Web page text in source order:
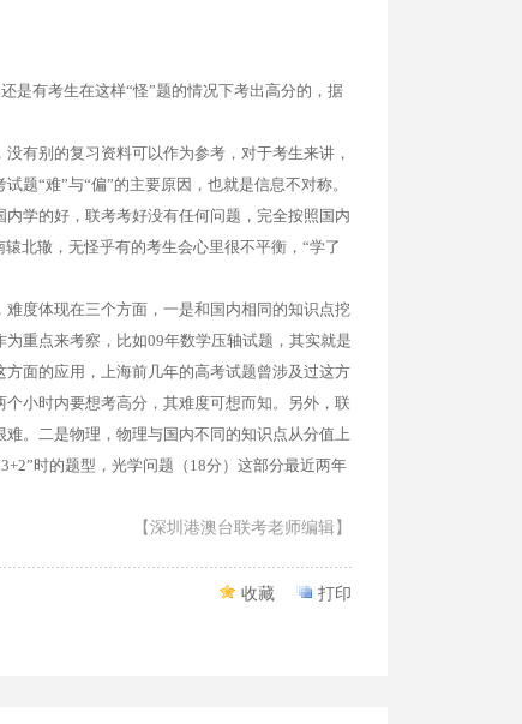
是有考生在这样“怪”题的情况下考出高分的，据
有别的复习资料可以作为参考，对于考生来讲，
题“难”与“偏”的主要原因，也就是信息不对称。
学的好，联考考好没有任何问题，完全按照国内
北辙，无怪乎有的考生会心里很不平衡，“学了
度体现在三个方面，一是和国内相同的知识点挖
重点来考察，比如09年数学压轴试题，其实就是
面的应用，上海前几年的高考试题曾涉及过这方
小时内要想考高分，其难度可想而知。另外，联
。二是物理，物理与国内不同的知识点从分值上
时的题型，光学问题（18分）这部分最近两年
【深圳港澳台联考老师编辑】
收藏 打印
年中华人民共和国普通高等学校联合招收华侨...
年中华人民共和国普通高等学校 联合招收华侨...